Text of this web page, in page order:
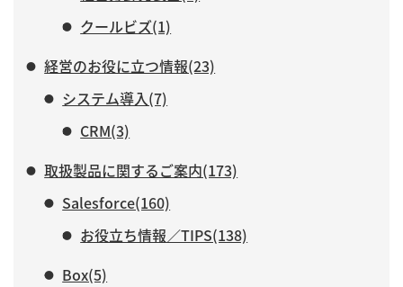
クールビズ(1)
経営のお役に立つ情報(23)
システム導入(7)
CRM(3)
取扱製品に関するご案内(173)
Salesforce(160)
お役立ち情報／TIPS(138)
Box(5)